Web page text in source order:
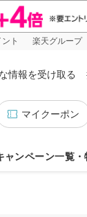
ト 楽天グループ
情報を受け取る
マイクーポン
ャンペーン一覧・